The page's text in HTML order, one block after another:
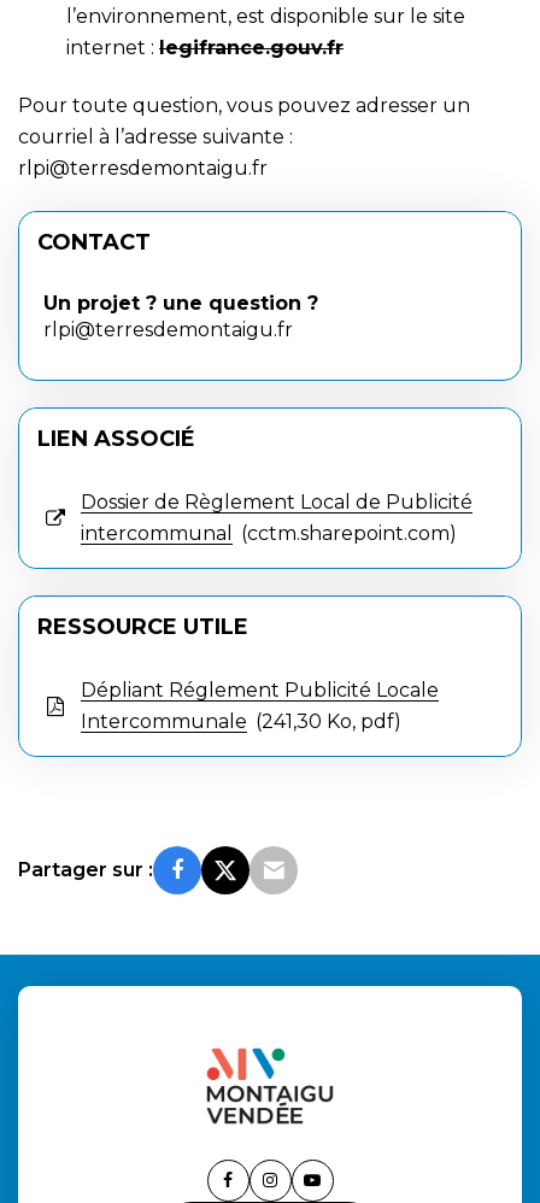
l’environnement, est disponible sur le site
internet : legifrance.gouv.fr
Pour toute question, vous pouvez adresser un
courriel à l’adresse suivante :
rlpi@terresdemontaigu.fr
CONTACT
Un projet ? une question ?
rlpi@terresdemontaigu.fr
LIEN ASSOCIÉ
Dossier de Règlement Local de Publicité
intercommunal
cctm.sharepoint.com
RESSOURCE UTILE
Dépliant Réglement Publicité Locale
Intercommunale
241,30 Ko, pdf
Partager sur :
Lien Lien Lien